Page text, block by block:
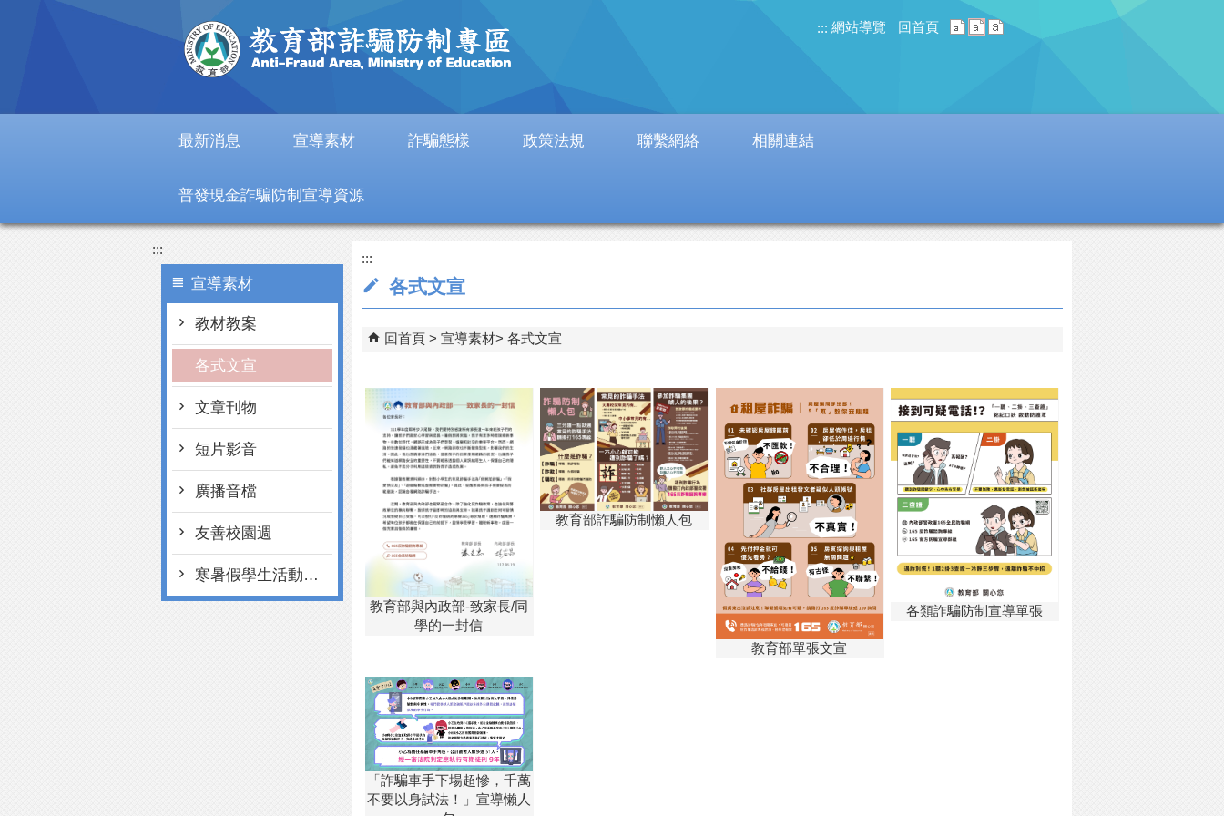
::: 網站導覽 回首頁
最新消息 宣導素材 詐騙態樣 政策法規 聯繫網絡 相關連結
普發現金詐騙防制宣導資源
:::
宣導素材
教材教案
各式文宣
文章刊物
短片影音
廣播音檔
友善校園週
寒暑假學生活動注意事項
:::
各式文宣
回首頁 宣導素材 各式文宣
教育部與內政部-致家長/同
學的一封信
教育部詐騙防制懶人包
教育部單張文宣
各類詐騙防制宣導單張
「詐騙車手下場超慘，千萬
不要以身試法！」宣導懶人